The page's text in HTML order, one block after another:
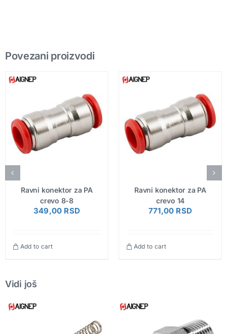
Povezani proizvodi
Ravni konektor za PA
crevo 8-8
349,00 RSD
Add to cart
Ravni konektor za PA
crevo 14
771,00 RSD
Add to cart
Vidi još